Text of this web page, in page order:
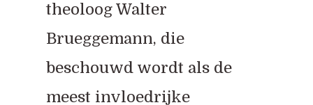
theoloog Walter
Brueggemann, die
beschouwd wordt als de
meest invloedrijke